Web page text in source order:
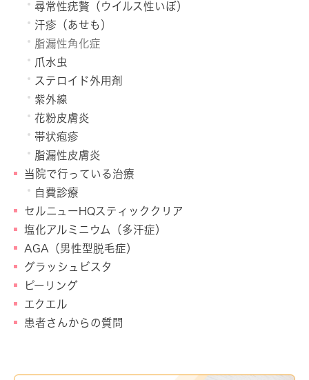
尋常性疣贅（ウイルス性いぼ）
汗疹（あせも）
脂漏性角化症
爪水虫
ステロイド外用剤
紫外線
花粉皮膚炎
帯状疱疹
脂漏性皮膚炎
当院で行っている治療
自費診療
セルニューHQスティッククリア
塩化アルミニウム（多汗症）
AGA（男性型脱毛症）
グラッシュビスタ
ピーリング
エクエル
患者さんからの質問